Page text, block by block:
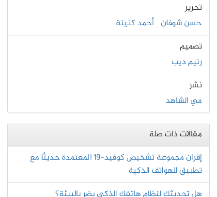
تحرير
حسن شوفان أحمد كنينة
تصميم
رنيم ديب
نشر
مي الشاهد
مقالات ذات صلة
إقران مجموعة تشخيص كوفيد-19 المعتمدة حديثًا مع
تطبيق للهواتف الذكية
هل تحديثك لنظام هاتفك الذكي يضر بالبيئة؟